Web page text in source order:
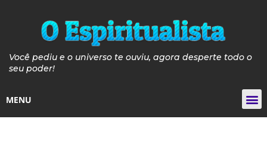
MENU
Você pediu e o universo te ouviu, agora desperte todo o
seu poder!